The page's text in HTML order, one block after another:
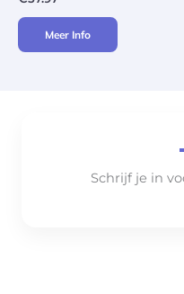
Meer Info
Schrijf je in